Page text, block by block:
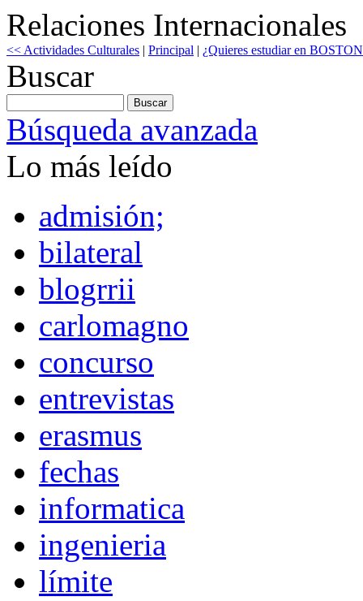
Relaciones Internacionales
<< Actividades Culturales | Principal | ¿Quieres estudiar en
Buscar
Búsqueda avanzada
Lo más leído
admisión;
bilateral
blogrrii
carlomagno
concurso
entrevistas
erasmus
fechas
informatica
ingenieria
límite